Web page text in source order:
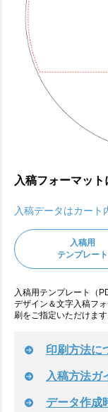
入稿フォーマット
入稿データはカート
入稿用
テンプレート
入稿用テンプレート（
デザイン＆文字入稿フ
刷をご指定いただけます
印刷方法に
入稿方法ガ
データ作成